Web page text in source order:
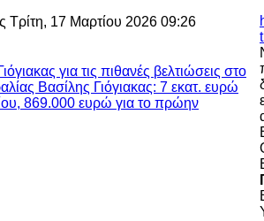
Τρίτη, 17 Μαρτίου 2026 09:26
για τις πιθανές βελτιώσεις στο
Βασίλης Γιόγιακας: 7 εκατ. ευρώ
869.000 ευρώ για το πρώην